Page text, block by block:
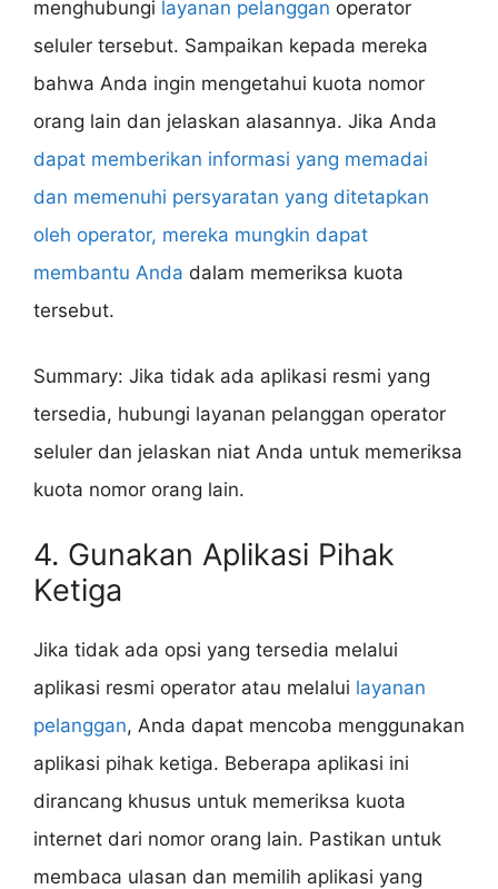
menghubungi layanan pelanggan operator
seluler tersebut. Sampaikan kepada mereka
bahwa Anda ingin mengetahui kuota nomor
orang lain dan jelaskan alasannya. Jika Anda
dapat memberikan informasi yang memadai
dan memenuhi persyaratan yang ditetapkan
oleh operator, mereka mungkin dapat
membantu Anda dalam memeriksa kuota
tersebut.
Summary: Jika tidak ada aplikasi resmi yang
tersedia, hubungi layanan pelanggan operator
seluler dan jelaskan niat Anda untuk memeriksa
kuota nomor orang lain.
4. Gunakan Aplikasi Pihak
Ketiga
Jika tidak ada opsi yang tersedia melalui
aplikasi resmi operator atau melalui layanan
pelanggan, Anda dapat mencoba menggunakan
aplikasi pihak ketiga. Beberapa aplikasi ini
dirancang khusus untuk memeriksa kuota
internet dari nomor orang lain. Pastikan untuk
membaca ulasan dan memilih aplikasi yang